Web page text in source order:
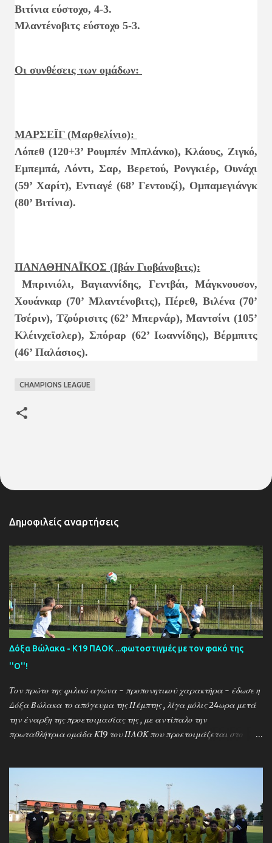
Βιτίνια εύστοχο, 4-3.
Μλαντένοβιτς εύστοχο 5-3.
Οι συνθέσεις των ομάδων:
ΜΑΡΣΕΪΓ (Μαρθελίνιο):
Λόπεθ (120+3’ Ρουμπέν Μπλάνκο), Κλάους, Ζιγκό,
Εμπεμπά, Λόντι, Σαρ, Βερετού, Ρονγκιέρ, Ουνάχι
(59’ Χαρίτ), Εντιαγέ (68’ Γεντουζί), Ομπαμεγιάνγκ
(80’ Βιτίνια).
ΠΑΝΑΘΗΝΑΪΚΟΣ (Ιβάν Γιοβάνοβιτς):
Μπρινιόλι, Βαγιαννίδης, Γεντβάι, Μάγκνουσον,
Χουάνκαρ (70’ Μλαντένοβιτς), Πέρεθ, Βιλένα (70’
Τσέριν), Τζούρισιτς (62’ Μπερνάρ), Μαντσίνι (105’
Κλέινχεϊσλερ), Σπόραρ (62’ Ιωαννίδης), Βέρμπιτς
(46’ Παλάσιος).
CHAMPIONS LEAGUE
Δημοφιλείς αναρτήσεις
Δόξα Βώλακα - Κ19 ΠΑΟΚ ...φωτοστιγμές με τον φακό της
''Ο''!
Τον πρώτο της φιλικό αγώνα - προπονητικού χαρακτήρα - έδωσε η
Δόξα Βώλακα το απόγευμα της Πέμπτης , λίγα μόλις 24ωρα μετά
την έναρξη της προετοιμασίας της , με αντίπαλο την
πρωταθλήτρια ομάδα Κ19 του ΠΑΟΚ που προετοιμάζεται στο
της Νάπολι Ομάρ Ελ Καντουρί! Η αποστολή της Κ19 του ΠΑΟΚ ,
αφού ολοκλήρωσε το πρώτο μέρος των προπονήσεων στη Σουρωτή,
μετακόμισε στη Δράμα όπου θα παραμείνει έως τις 4 Αυγούστου.